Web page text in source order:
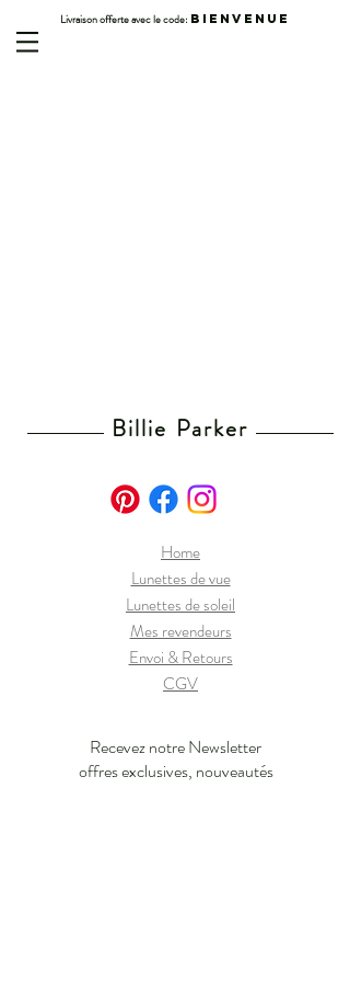
Livraison offerte avec le code: BIENVENUE
Billie Parker
Home
Lunettes de vue
Lunettes de soleil
Mes revendeurs
Envoi & Retours
CGV
Recevez notre Newsletter
offres exclusives, nouveautés